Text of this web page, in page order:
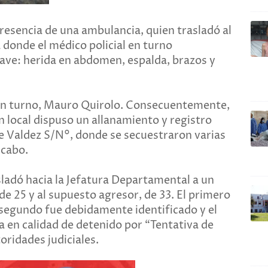
de una ambulancia, quien trasladó al
el médico policial en turno
herida en abdomen, espalda, brazos y
turno, Mauro Quirolo. Consecuentemente,
local dispuso un allanamiento y registro
S/N°, donde se secuestraron varias
hacia la Jefatura Departamental a un
25 y al supuesto agresor, de 33. El primero
fue debidamente identificado y el
calidad de detenido por “Tentativa de
judiciales.